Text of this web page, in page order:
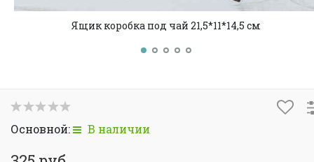
Ящик коробка под чай 21,5*11*14,5 см
Основной: В наличии